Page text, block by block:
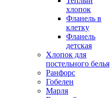
хлопок
Фланель в
клетку
Фланель
детская
Хлопок для
постельного белья
Ранфорс
Гобелен
Марля